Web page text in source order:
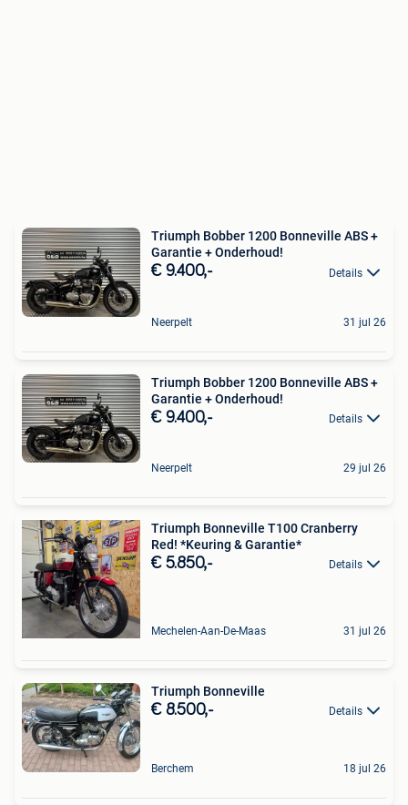
Triumph Bobber 1200 Bonneville ABS +
Garantie + Onderhoud!
€ 9.400,- Details
Neerpelt 31 jul 26
Triumph Bobber 1200 Bonneville ABS +
Garantie + Onderhoud!
€ 9.400,- Details
Neerpelt 29 jul 26
Triumph Bonneville T100 Cranberry
Red! *Keuring & Garantie*
€ 5.850,- Details
Mechelen-Aan-De-Maas 31 jul 26
Triumph Bonneville
€ 8.500,- Details
Berchem 18 jul 26